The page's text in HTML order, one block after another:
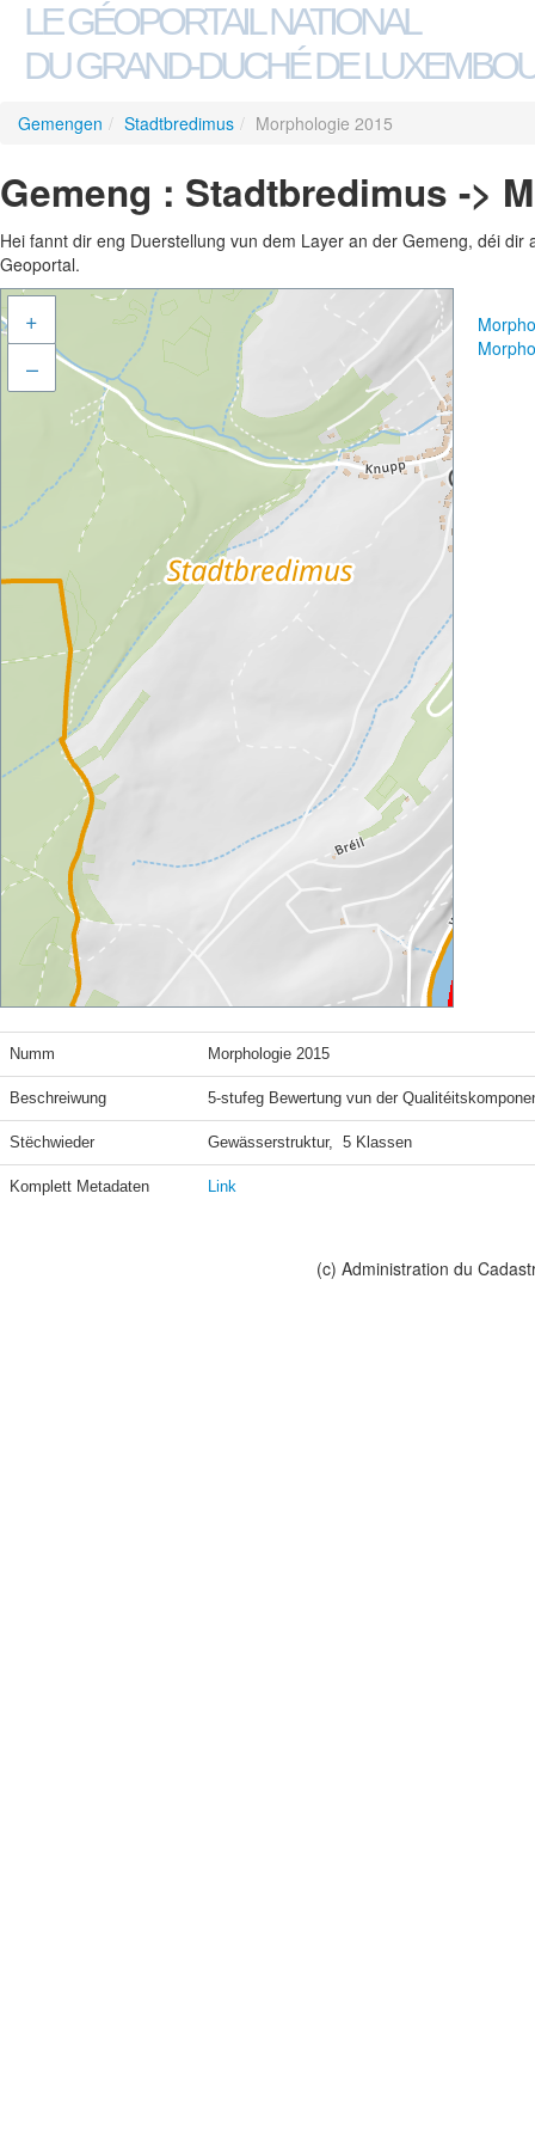
LE GÉOPORTAIL NATIONAL
DU GRAND-DUCHÉ DE
Gemengen / Stadtbredimus / Morphologie 2015
Gemeng : Stadtbredimus ->
Hei fannt dir eng Duerstellung vun dem Layer an der Gemeng, déi
Geoportal.
+
–
Numm Morphologie 2015
Beschreiwung 5-stufeg Bewertung vun der
Stëchwieder Gewässerstruktur,  5 Klassen
Komplett Metadaten Link
(c) Administration du